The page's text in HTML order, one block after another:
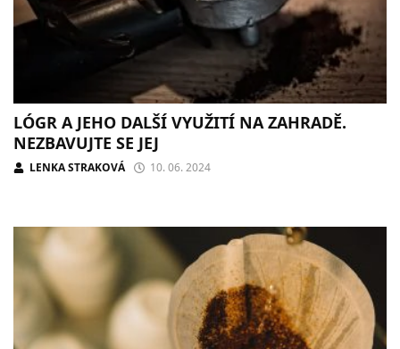
LÓGR A JEHO DALŠÍ VYUŽITÍ NA ZAHRADĚ.
NEZBAVUJTE SE JEJ
LENKA STRAKOVÁ 10. 06. 2024